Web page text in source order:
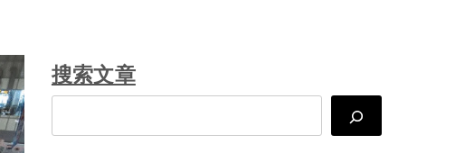
搜索文章